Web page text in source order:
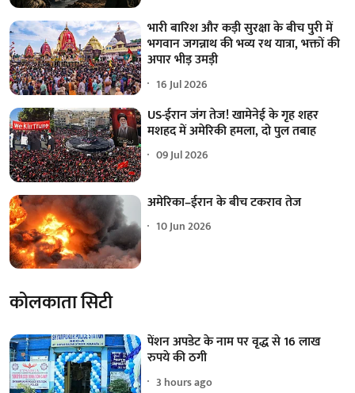
भारी बारिश और कड़ी सुरक्षा के बीच पुरी में
भगवान जगन्नाथ की भव्य रथ यात्रा, भक्तों की
अपार भीड़ उमड़ी
16 Jul 2026
US-ईरान जंग तेज! खामेनेई के गृह शहर
मशहद में अमेरिकी हमला, दो पुल तबाह
09 Jul 2026
अमेरिका–ईरान के बीच टकराव तेज
10 Jun 2026
कोलकाता सिटी
पेंशन अपडेट के नाम पर वृद्ध से 16 लाख
रुपये की ठगी
3 hours ago